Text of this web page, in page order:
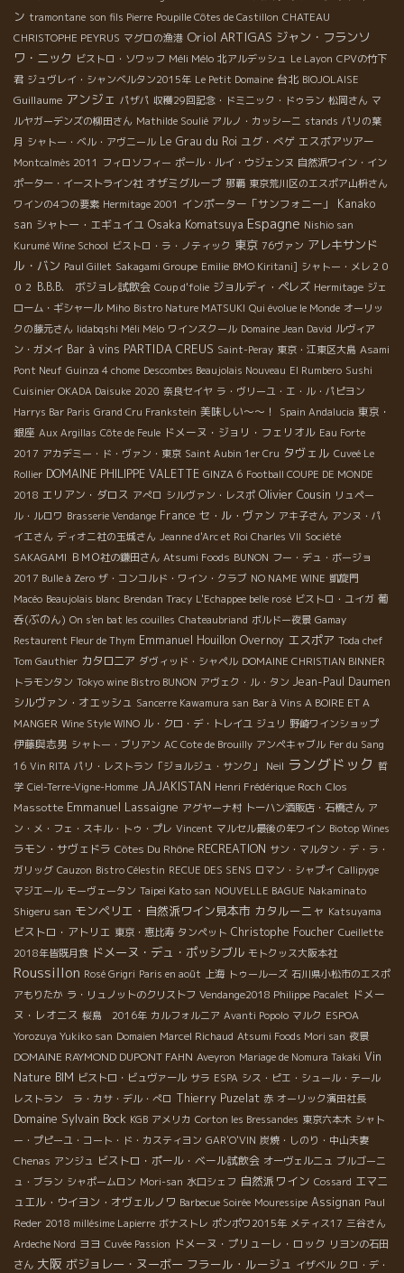
ン tramontane son fils Pierre Poupille Côtes de Castillon CHATEAU
CHRISTOPHE PEYRUS マグロの漁港 Oriol ARTIGAS ジャン・フランソ
ワ・ニック ビストロ・ソワッフ Méli Mélo 北アルデッシュ Le Layon CPVの竹下
君 ジュヴレイ・シャンベルタン2015年 Le Petit Domaine 台北 BIOJOLAISE
Guillaume アンジェ パザパ 収穫29回記念・ドミニック・ドゥラン 松岡さん マ
ルヤガーデンズの柳田さん Mathilde Soulié アルノ・カッシーニ stands パリの葉
月 シャトー・ベル・アヴニール Le Grau du Roi ユグ・べゲ エスポアツアー
Montcalmès 2011 フィロソフィー ポール・ルイ・ウジェンヌ 自然派ワイン・イン
ポーター・イーストライン社 オザミグループ 那覇 東京荒川区のエスポア山枡さん
ワインの4つの要素 Hermitage 2001 インポーター「サンフォニー」
Kanako
san シャトー・エギュイユ Osaka Komatsuya Espagne Nishio san
Kurumé Wine School ビストロ・ラ・ノティック 東京 76ヴァン アレキサンド
ル・バン Paul Gillet Sakagami Groupe Emilie BMO Kiritani] シャトー・メレ２０
０２ B.B.B. ボジョレ試飲会 Coup d'folie ジョルディ・ペレズ Hermitage ジェ
ローム・ギシャール Miho Bistro Nature MATSUKI Qui évolue le Monde オーリッ
クの藤元さん Iidabqshi Méli Mélo ワインスクール Domaine Jean David ルヴィア
ン・ガメイ Bar à vins PARTIDA CREUS Saint-Peray 東京・江東区大島 Asami
Pont Neuf Guinza 4 chome Descombes Beaujolais Nouveau El Rumbero Sushi
Cuisinier OKADA Daisuke 2020 奈良セイヤ ラ・ヴリーユ・エ・ル・パピヨン
Harrys Bar Paris Grand Cru Frankstein 美味しい～～！ Spain Andalucia 東京・
銀座 Aux Argillas Côte de Feule ドメーヌ・ジョリ・フェリオル Eau Forte
2017 アカデミー・ド・ヴァン・東京 Saint Aubin 1er Cru タヴェル Cuveé Le
Rollier DOMAINE PHILIPPE VALETTE GINZA 6 Football COUPE DE MONDE
2018 エリアン・ダロス アぺロ シルヴァン・レスポ Olivier Cousin リュペー
ル・ルロワ Brasserie Vendange France セ・ル・ヴァン アキ子さん アンヌ・パ
イエさん ディオニ社の玉城さん Jeanne d'Arc et Roi Charles VII Société
SAKAGAMI ＢＭＯ社の鎌田さん Atsumi Foods BUNON フー・デュ・ボージョ
2017 Bulle à Zero ザ・コンコルド・ワイン・クラブ NO NAME WINE 凱旋門
Macéo Beaujolais blanc Brendan Tracy L'Echappee belle rosé ビストロ・ユイガ 葡
呑(ぶのん) On s'en bat les couilles Chateaubriand ボルドー夜景 Gamay
Restaurent Fleur de Thym Emmanuel Houillon Overnoy エスポア Toda chef
Tom Gauthier カタロニア ダヴィッド・シャペル DOMAINE CHRISTIAN BINNER
トラモンタン Tokyo wine Bistro BUNON アヴェク・ル・タン Jean-Paul Daumen
シルヴァン・オエッシュ Sancerre Kawamura san Bar à Vins A BOIRE ET A
MANGER Wine Style WINO ル・クロ・デ・トレイユ ジュリ 野崎ワインショップ
伊藤與志男 シャトー・ブリアン AC Cote de Brouilly アンペキャブル Fer du Sang
16 Vin RITA パリ・レストラン「ジョルジュ・サンク」 Neil ラングドック 哲
学 Ciel-Terre-Vigne-Homme JAJAKISTAN Henri Frédérique Roch Clos
Massotte Emmanuel Lassaigne アグヤーナ村 トーハン酒販店・石橋さん ア
ン・メ・フェ・スキル・トゥ・プレ Vincent マルセル最後の年ワイン Biotop Wines
ラモン・サヴェドラ Côtes Du Rhône RECREATION サン・マルタン・デ・ラ・
ガリッグ Cauzon Bistro Célestin RECUE DES SENS ロマン・シャプイ Callipyge
マジエール モーヴェータン Taipei Kato san NOUVELLE BAGUE Nakaminato
Shigeru san モンペリエ・自然派ワイン見本市 カタルーニャ Katsuyama
ビストロ・アトリエ 東京・恵比寿 タンペット Christophe Foucher Cueillette
2018年皆既月食 ドメーヌ・デュ・ポッシブル モトクッス大阪本社
Roussillon Rosé Grigri Paris en août 上海 トゥールーズ 石川県小松市のエスポ
アもりたか ラ・リュノットのクリストフ Vendange2018 Philippe Pacalet ドメー
ヌ・レオニス 桜島 2016年 カルフォルニア Avanti Popolo マルク ESPOA
Yorozuya Yukiko san Domaien Marcel Richaud Atsumi Foods Mori san 夜景
DOMAINE RAYMOND DUPONT FAHN Aveyron Mariage de Nomura Takaki Vin
Nature BIM ビストロ・ビュヴァール サラ ESPA シス・ピエ・シュール・テール
レストラン ラ・カサ・デル・ぺロ Thierry Puzelat 赤 オーリック濱田社長
Domaine Sylvain Bock KGB アメリカ Corton les Bressandes 東京六本木 シャト
ー・プピーユ・コート・ド・カスティヨン GAR'O'VIN 炭焼・しのり・中山夫妻
Chenas アンジュ ビストロ・ポール・ベール試飲会 オーヴェルニュ ブルゴーニ
ュ・ブラン シャポームロン Mori-san 水口シェフ 自然派ワイン Cossard エマニ
ュエル・ウイヨン・オヴェルノワ Barbecue Soirée Mouressipe Assignan Paul
Reder 2018 millésime Lapierre ボナストレ ポンポワ2015年 メティス17 三谷さん
Ardeche Nord ヨヨ Cuvée Passion ドメーヌ・プリューレ・ロック リヨンの石田
さん 大阪 ボジョレー・ヌーボー フラール・ルージュ イザベル クロ・デ・